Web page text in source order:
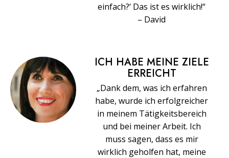
einfach?‘ Das ist es wirklich!“
– David
ICH HABE MEINE ZIELE
ERREICHT
„Dank dem, was ich erfahren
habe, wurde ich erfolgreicher
in meinem Tätigkeitsbereich
und bei meiner Arbeit. Ich
muss sagen, dass es mir
wirklich geholfen hat, meine